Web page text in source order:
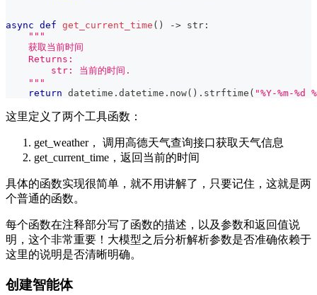
async def get_current_time ( ) -> str :
"""
    获取当前时间
    Returns:
        str: 当前的时间.
    """
return datetime . datetime . now( ) . strftime ( "%Y-%m-%d
这里定义了两个工具函数：
get_weather， 调用高德天气查询接口获取天气信息
get_current_time，返回当前的时间
具体的函数实现很简单，就不用讲解了，只要记住，这就是两
个普通的函数。
每个函数在注释部分写了函数的描述，以及参数和返回值说
明，这个非常重要！大模型之后分析解析参数是否准确依赖于
这里的说明是否清晰明确。
创建智能体